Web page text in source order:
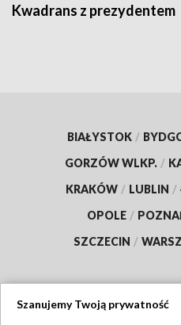
Kwadrans z prezydentem
BIAŁYSTOK /
GORZÓW WLKP. /
KRAKÓW / LUBLIN /
OPOLE /
SZCZECIN /
Szanujemy Twoją prywatność